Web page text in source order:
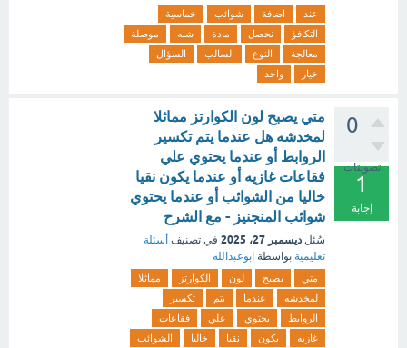
عند اضافة شوائب
خماسية
التكافؤ
نحصل مادة شبه
موصلة
معالجة
النوع السالب
السؤال
خيار
واحد
0
تصويتات
1
إجابة
متي يصبح لون الكوارتز مماثلا
لمخدشه هل عندما يتم تكسير
الروابط أو عندما يحتوي علي
فقاعات غازيه أو عندما يكون نقيا
خاليا من الشوائب أو عندما يحتوي
شوائب المنجنيز - مع الشرح
سُئل ديسمبر 27، 2025 في تصنيف أسئلة
تعليمية بواسطة ابوعبدالله
متي يصبح لون الكوارتز
مماثلا
لمخدشه
عندما يتم
تكسير
الروابط
يحتوي علي
فقاعات
غازيه
يكون نقيا خاليا
الشوائب